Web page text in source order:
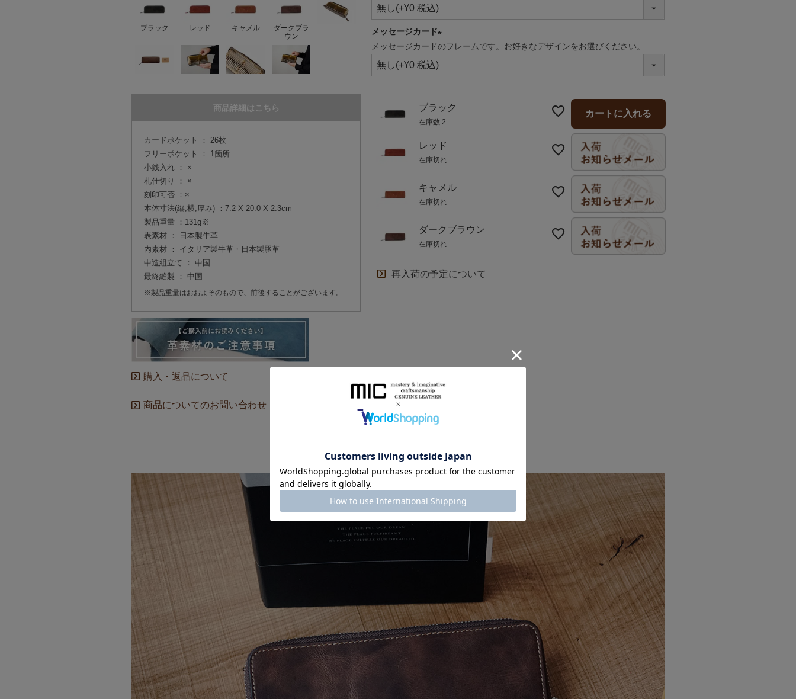
ブラック レッド キャメル
ダークブラ
ウン
商品詳細はこちら
カードポケット ： 26枚
フリーポケット ： 1箇所
小銭入れ ： ×
札仕切り ： ×
刻印可否 ：×
本体寸法(縦,横,厚み) ：7.2 X 20.0 X 2.3cm
製品重量 ：131g※
表素材 ： 日本製牛革
内素材 ： イタリア製牛革・日本製豚革
中造組立て ： 中国
最終縫製 ： 中国
※製品重量はおおよそのもので、前後することがございます。
購入・返品について
商品についてのお問い合わせ
須)
メッセージカード
(必
須)
メッセージカードのフレームです。お好きなデザインをお選びください。
ブラック
在庫数 2
カートに入れる
レッド
在庫切れ
キャメル
在庫切れ
ダークブラウン
在庫切れ
再入荷の予定について